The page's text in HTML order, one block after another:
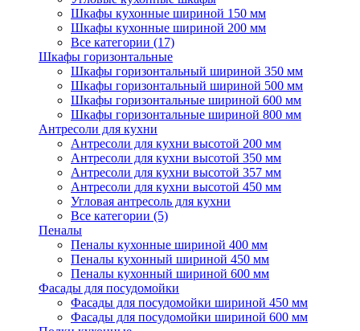
Шкафы кухонные шириной 150 мм
Шкафы кухонные шириной 200 мм
Все категории (17)
Шкафы горизонтальные
Шкафы горизонтальный шириной 350 мм
Шкафы горизонтальный шириной 500 мм
Шкафы горизонтальные шириной 600 мм
Шкафы горизонтальные шириной 800 мм
Антресоли для кухни
Антресоли для кухни высотой 200 мм
Антресоли для кухни высотой 350 мм
Антресоли для кухни высотой 357 мм
Антресоли для кухни высотой 450 мм
Угловая антресоль для кухни
Все категории (5)
Пеналы
Пеналы кухонные шириной 400 мм
Пеналы кухонный шириной 450 мм
Пеналы кухонный шириной 600 мм
Фасады для посудомойки
Фасады для посудомойки шириной 450 мм
Фасады для посудомойки шириной 600 мм